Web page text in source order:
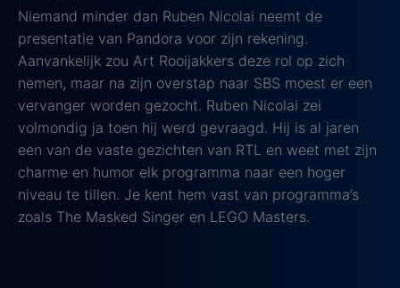
Niemand minder dan Ruben Nicolai neemt de
presentatie van Pandora voor zijn rekening.
Aanvankelijk zou Art Rooijakkers deze rol op zich
nemen, maar na zijn overstap naar SBS moest er een
vervanger worden gezocht. Ruben Nicolai zei
volmondig ja toen hij werd gevraagd. Hij is al jaren
een van de vaste gezichten van RTL en weet met zijn
charme en humor elk programma naar een hoger
niveau te tillen. Je kent hem vast van programma’s
zoals The Masked Singer en LEGO Masters.